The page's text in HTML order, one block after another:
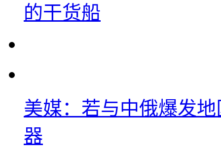
的干货船
美媒：若与中俄爆发
器